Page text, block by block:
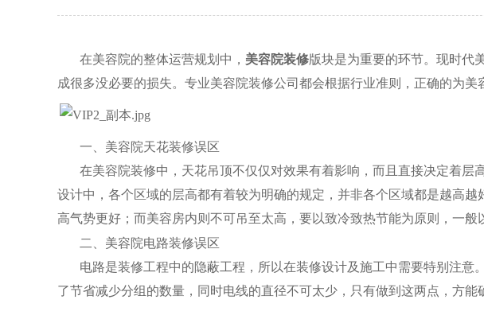
在美容院的整体运营规划中， 美容院装修版块是为重要的环节。现时代
成很多没必要的损失。专业美容院装修公司都会根据行业准则，正确的为
一、美容院天花装修误区
在美容院装修中，天花吊顶不仅仅对效果有着影响，而且直接决定着
设计中，各个区域的层高都有着较为明确的规定，并非各个区域都是越高
高气势更好；而美容房内则不可吊至太高，要以致冷致热节能为原则，一般
二、美容院电路装修误区
电路是装修工程中的隐蔽工程，所以在装修设计及施工中需要特别注
了节省减少分组的数量，同时电线的直径不可太少，只有做到这两点，方能